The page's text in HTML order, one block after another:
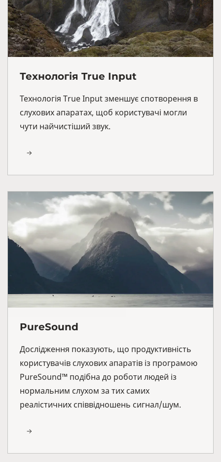
Технологія True Input
Технологія True Input зменшує спотворення в
слухових апаратах, щоб користувачі могли
чути найчистіший звук.
PureSound
Дослідження показують, що продуктивність
користувачів слухових апаратів із програмою
PureSound™ подібна до роботи людей із
нормальним слухом за тих самих
реалістичних співвідношень сигнал/шум.